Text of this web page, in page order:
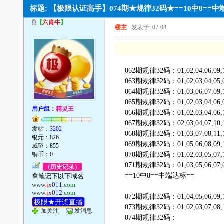
标题: 【极限认证高手】074期★规律32码★==10中8==中
【六肖牛】
用户组：精灵王
发帖：3202
银元：826
威望：855
铜币：0
（历史记录）
拿笔记下以下域名
www.jx011.com
www.jx012.com
极限★开奖直播
加关注 发消息
楼主 发表于: 07-08
062期规律32码：
063期规律32码：
064期规律32码：
065期规律32码：
066期规律32码：
067期规律32码：
068期规律32码：
069期规律32码：
070期规律32码：
071期规律32码：
==10中8==中端达标==
072期规律32码：
073期规律32码：
074期规律32码：